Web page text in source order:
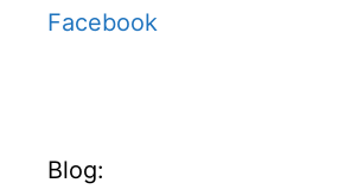
Facebook
Blog: